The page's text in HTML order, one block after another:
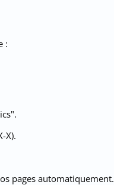
:
X).
pages automatiquement.